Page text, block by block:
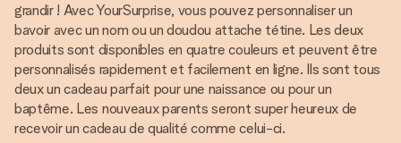
grandir ! Avec YourSurprise, vous pouvez personnaliser un
bavoir avec un nom ou un doudou attache tétine. Les deux
produits sont disponibles en quatre couleurs et peuvent être
personnalisés rapidement et facilement en ligne. Ils sont tous
deux un cadeau parfait pour une naissance ou pour un
baptême. Les nouveaux parents seront super heureux de
recevoir un cadeau de qualité comme celui-ci.